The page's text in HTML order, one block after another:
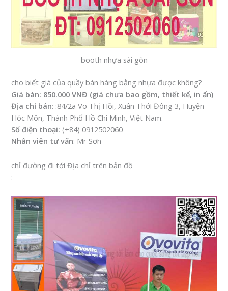
booth nhựa sài gòn
cho biết giá của quầy bán hàng bằng nhựa được không?
Giá bán: 850.000 VNĐ (giá chưa bao gồm, thiết kế, in ấn)
Địa chỉ bán: :84/2a Võ Thị Hồi, Xuân Thới Đông 3, Huyện
Hóc Môn, Thành Phố Hồ Chí Minh, Việt Nam.
Số điện thoại: (+84) 0912502060
Nhân viên tư vấn: Mr Sơn
chỉ đường đi tới Địa chỉ trên bản đồ
: